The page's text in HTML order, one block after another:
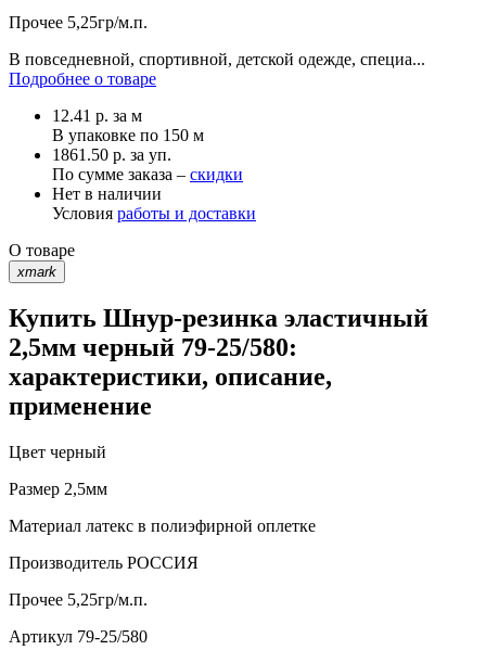
Прочее 5,25гр/м.п.
В повседневной, спортивной, детской одежде, специа...
Подробнее о товаре
12.41 р. за м
В упаковке по 150 м
1861.50 р. за уп.
По сумме заказа – скидки
Нет в наличии
Условия работы и доставки
О товаре
xmark
Купить Шнур-резинка эластичный
2,5мм черный 79-25/580:
характеристики, описание,
применение
Цвет черный
Размер 2,5мм
Материал латекс в полиэфирной оплетке
Производитель РОССИЯ
Прочее 5,25гр/м.п.
Артикул 79-25/580